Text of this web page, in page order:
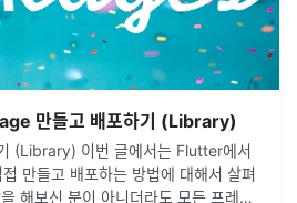
만들고 배포하기 (Library)
서는 Flutter에서
만들고 배포하는 방법에 대해서 살펴